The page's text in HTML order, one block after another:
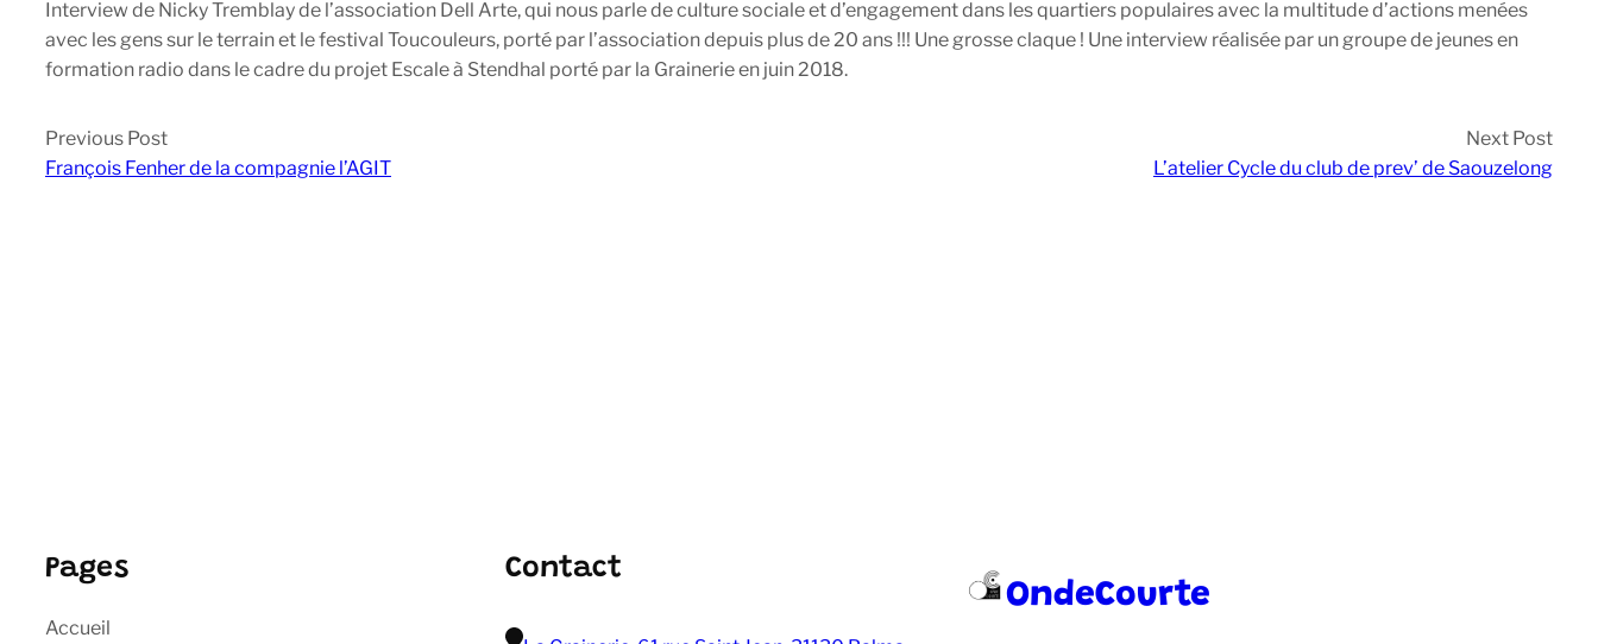
Interview de Nicky Tremblay de l’association Dell Arte, qui nous parle de culture sociale et d’engagement dans les quartiers populaires avec la multitude d’actions menées
avec les gens sur le terrain et le festival Toucouleurs, porté par l’association depuis plus de 20 ans !!! Une grosse claque ! Une interview réalisée par un groupe de jeunes en
formation radio dans le cadre du projet Escale à Stendhal porté par la Grainerie en juin 2018.
Previous Post
François Fenher de la compagnie l’AGIT
Next Post
L’atelier Cycle du club de prev’ de Saouzelong
Pages
Accueil
Contact
OndeCourte